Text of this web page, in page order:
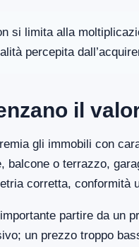
si limita alla
percepita
il
gli immobili con
balcone o terrazzo,
corretta, conformità
partire da un
un prezzo troppo